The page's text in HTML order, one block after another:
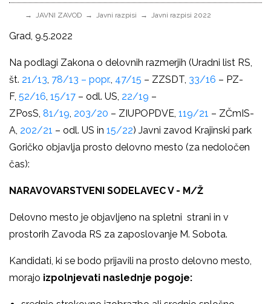
JAVNI ZAVOD Javni razpisi Javni razpisi 2022
Grad, 9.5.2022
Na podlagi Zakona o delovnih razmerjih (Uradni list RS,
št. 21/13, 78/13 – popr., 47/15 – ZZSDT, 33/16 – PZ-
F, 52/16, 15/17 – odl. US, 22/19 –
ZPosS, 81/19, 203/20 – ZIUPOPDVE, 119/21 – ZČmIS-
A, 202/21 – odl. US in 15/22) Javni zavod Krajinski park
Goričko objavlja prosto delovno mesto (za nedoločen
čas):
NARAVOVARSTVENI SODELAVEC V - M/Ž
Delovno mesto je objavljeno na spletni strani in v
prostorih Zavoda RS za zaposlovanje M. Sobota.
Kandidati, ki se bodo prijavili na prosto delovno mesto,
morajo izpolnjevati naslednje pogoje: